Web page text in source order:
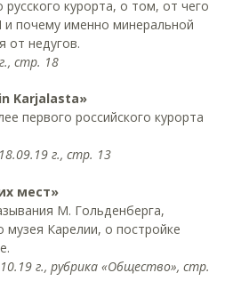
курорта, о том, от чего
и почему именно минеральной
от недугов.
стр. 18
Karjalasta»
первого российского курорта
г., стр. 13
мест»
М. Гольденберга,
Карелии, о постройке
г., рубрика «Общество», стр.